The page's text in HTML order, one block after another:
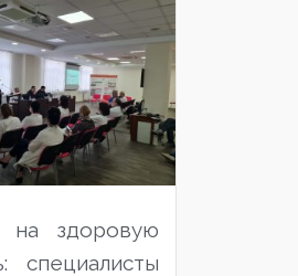
на здоровую
специалисты